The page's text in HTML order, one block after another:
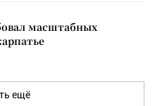
масштабных
ещё